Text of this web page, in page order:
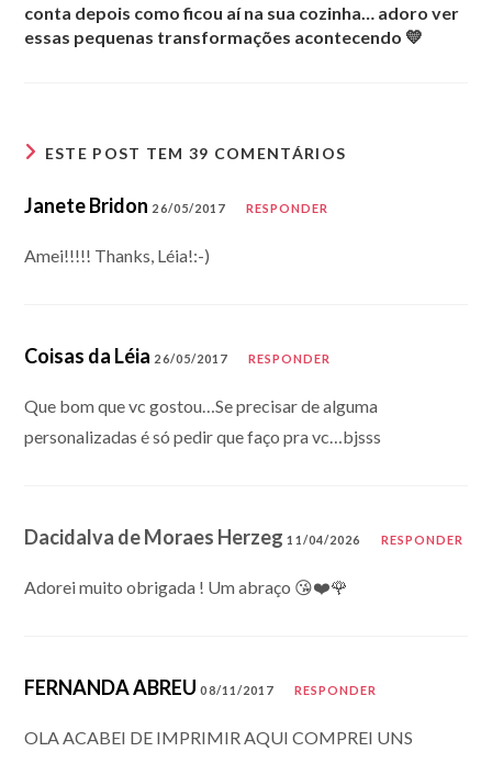
conta depois como ficou aí na sua cozinha… adoro ver
essas pequenas transformações acontecendo 💛
ESTE POST TEM 39 COMENTÁRIOS
Janete Bridon 26/05/2017 RESPONDER
Amei!!!!! Thanks, Léia!:-)
Coisas da Léia 26/05/2017 RESPONDER
Que bom que vc gostou…Se precisar de alguma
personalizadas é só pedir que faço pra vc…bjsss
Dacidalva de Moraes Herzeg11/04/2026 RESPONDER
Adorei muito obrigada ! Um abraço 😘❤️🌹
FERNANDA ABREU 08/11/2017 RESPONDER
OLA ACABEI DE IMPRIMIR AQUI COMPREI UNS